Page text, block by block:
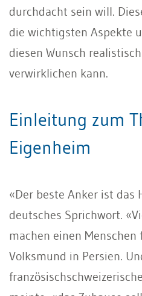
durchdacht sein will.
die wichtigsten Aspekte
diesen Wunsch
verwirklichen kann.
Einleitung zum
Eigenheim
«Der beste Anker ist das
deutsches Sprichwort.
machen einen Menschen
Volksmund in Persien.